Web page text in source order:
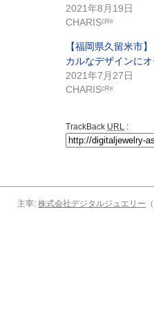
2021年8月19日
CHARISᶜᴿ⁸
【福岡県久留米市
カルなデザインに
2021年7月27日
CHARISᶜᴿ⁸
TrackBack URL :
主宰: 株式会社デジタルジュエリー